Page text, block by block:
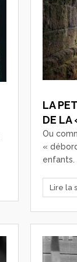
LA
DE LA
Ou
«
enfants.
Lire la